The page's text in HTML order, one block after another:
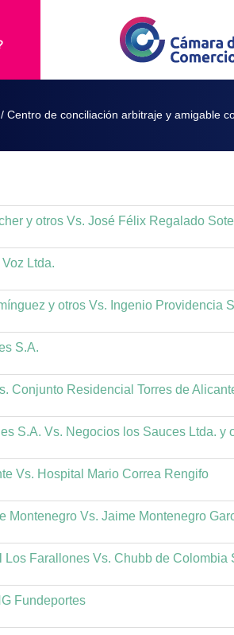
/ Centro de conciliación arbitraje y amigable
y otros Vs. José Félix Regalado
Ltda.
y otros Vs. Ingenio Providencia
S.A.
Conjunto Residencial Torres de
S.A. Vs. Negocios los Sauces Ltda. y
Vs. Hospital Mario Correa Rengifo
Montenegro Vs. Jaime Montenegro
Los Farallones Vs. Chubb de Colombia
Fundeportes